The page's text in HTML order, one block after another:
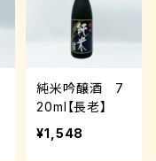
純米吟醸酒 7
20ml【長老】
¥1,548